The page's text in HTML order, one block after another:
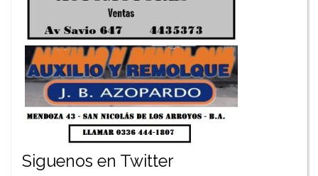
Siguenos en Twitter